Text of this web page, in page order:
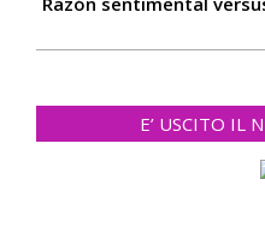
E’ USCITO IL